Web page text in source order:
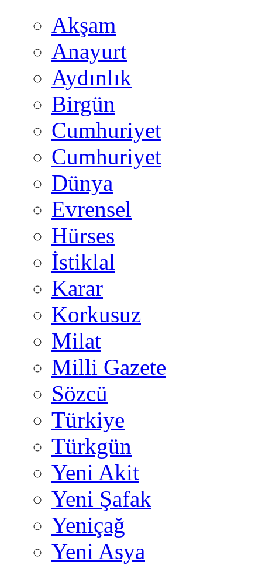
Akşam
Anayurt
Aydınlık
Birgün
Cumhuriyet
Cumhuriyet
Dünya
Evrensel
Hürses
İstiklal
Karar
Korkusuz
Milat
Milli Gazete
Sözcü
Türkiye
Türkgün
Yeni Akit
Yeni Şafak
Yeniçağ
Yeni Asya